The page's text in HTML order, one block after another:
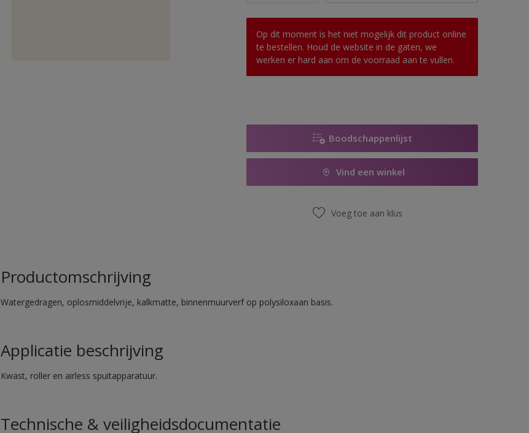
Op dit moment is het niet mogelijk dit product online
te bestellen. Houd de website in de gaten, we
werken er hard aan om de voorraad aan te vullen.
Boodschappenlijst
Vind een winkel
Voeg toe aan klus
Productomschrijving
Watergedragen, oplosmiddelvrije, kalkmatte, binnenmuurverf op polysiloxaan basis.
Applicatie beschrijving
Kwast, roller en airless spuitapparatuur.
Technische & veiligheidsdocumentatie